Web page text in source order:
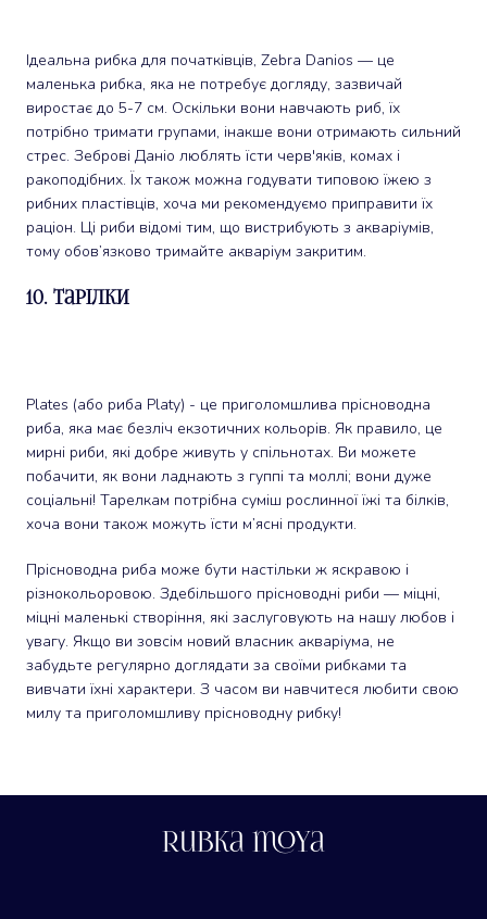
Ідеальна рибка для початківців, Zebra Danios — це
маленька рибка, яка не потребує догляду, зазвичай
виростає до 5-7 см. Оскільки вони навчають риб, їх
потрібно тримати групами, інакше вони отримають сильний
стрес. Зеброві Даніо люблять їсти черв'яків, комах і
ракоподібних. Їх також можна годувати типовою їжею з
рибних пластівців, хоча ми рекомендуємо приправити їх
раціон. Ці риби відомі тим, що вистрибують з акваріумів,
тому обов’язково тримайте акваріум закритим.
10. Тарілки
Plates (або риба Platy) - це приголомшлива прісноводна
риба, яка має безліч екзотичних кольорів. Як правило, це
мирні риби, які добре живуть у спільнотах. Ви можете
побачити, як вони ладнають з гуппі та моллі; вони дуже
соціальні! Тарелкам потрібна суміш рослинної їжі та білків,
хоча вони також можуть їсти м’ясні продукти.
Прісноводна риба може бути настільки ж яскравою і
різнокольоровою. Здебільшого прісноводні риби — міцні,
міцні маленькі створіння, які заслуговують на нашу любов і
увагу. Якщо ви зовсім новий власник акваріума, не
забудьте регулярно доглядати за своїми рибками та
вивчати їхні характери. З часом ви навчитеся любити свою
милу та приголомшливу прісноводну рибку!
Rubka moya